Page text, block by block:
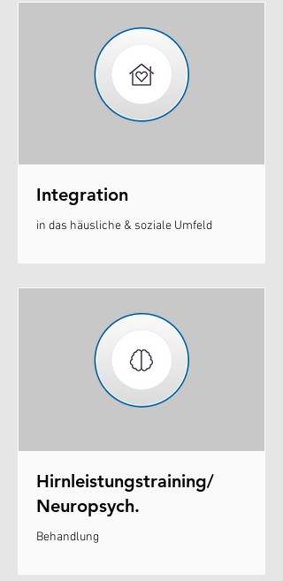
Integration
in das häusliche & soziale Umfeld
Hirnleistungstraining/
Neuropsych.
Behandlung